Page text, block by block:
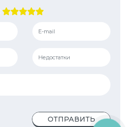
ОТПРАВИТЬ